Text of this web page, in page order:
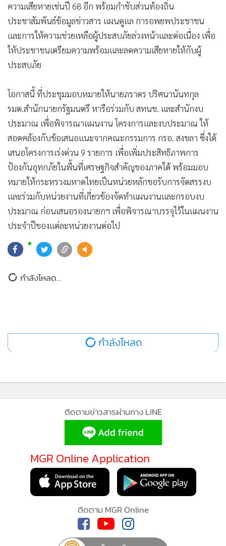
• Special Scoop
• เศรษฐกิจ-ธุรกิจ
• จีน
• ชุมชน-คุณภาพชีวิต
• อาชญากรรม
•
Motoring
วิทยาศาสตร์
• SMEs
• หุ้น
• อินโดจีน
• กองทุนรวม
• Celeb Online
• Factcheck
• ญี่ปุ่น
• News1
• Gotomanager
ความเสียหายเช่นปี 68 อีก พร้อมกำชับส่วนท้องถิ่น
ประชาสัมพันธ์ข้อมูลข่าวสาร แผนดูแล การอพยพประชาชน
และการให้ความช่วยเหลือผู้ประสบภัยล่วงหน้าและต่อเนื่อง เพื่อ
ให้ประชาชนเตรียมความพร้อมและลดความเสียหายให้กับผู้
ประสบภัย
โอกาสนี้ ที่ประชุมมอบหมายให้นายภราดร ปริศนานันทกุล
รมต.สำนักนายกรัฐมนตรี หารือร่วมกับ สทนช. และสำนักงบ
ประมาณ เพื่อพิจารณาแผนงาน โครงการและงบประมาณ ให้
สอดคล้องกับข้อเสนอแนะจากคณะกรรมการ กรอ. สงขลา ซึ่งได้
เสนอโครงการเร่งด่วน 9 รายการ เพื่อเพิ่มประสิทธิภาพการ
ป้องกันอุทกภัยในพื้นที่เศรษฐกิจสำคัญของภาคใต้ พร้อมมอบ
หมายให้กระทรวงมหาดไทยเป็นหน่วยหลักขอรับการจัดสรรงบ
และร่วมกับหน่วยงานที่เกี่ยวข้องจัดทำแผนงานและกรอบงบ
ประมาณ ก่อนเสนอรองนายกฯ เพื่อพิจารณาบรรจุไว้ในแผนงาน
ประจำปีของแต่ละหน่วยงานต่อไป
ยอดนิยม
ติดตามข่าวสารผ่านทาง LINE
MGR Online Application
ติดตาม MGR Online